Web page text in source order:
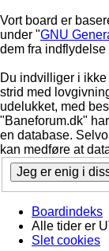
Vort board er
under "GNU
dem fra
Du indvilliger i
strid med
udelukket, med
"Baneforum.dk"
en database.
kan medføre at
Boardindeks
Alle tider er
Slet cookies